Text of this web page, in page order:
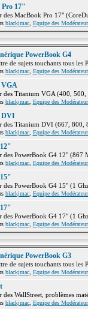
Pro 17"
des MacBook Pro 17"
blackjmac, Equipe des
PowerBook G4
de sujets touchants tous
blackjmac, Equipe des
des Titanium VGA (400,
blackjmac, Equipe des
DVI
des Titanium DVI (667, 800,
blackjmac, Equipe des
des PowerBook G4 12" (867
blackjmac, Equipe des
des PowerBook G4 15" (1
blackjmac, Equipe des
des PowerBook G4 17" (1
blackjmac, Equipe des
PowerBook G3
de sujets touchants tous
blackjmac, Equipe des
des WallStreet, problèmes
blackjmac, Equipe des